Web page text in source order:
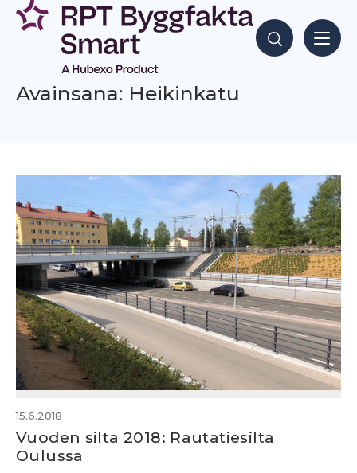
Siirry
sisältöön
Hae sisältöjä
Avainsana: Heikinkatu
15.6.2018
Vuoden silta 2018: Rautatiesilta
Oulussa